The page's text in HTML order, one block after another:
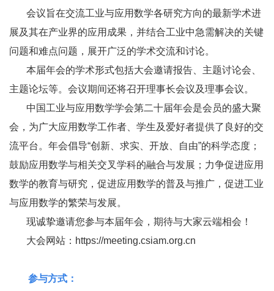
会议旨在交流工业与应用数学各研究方向的最新学术进
展及其在产业界的应用成果，并结合工业中急需解决的关键
问题和难点问题，展开广泛的学术交流和讨论。
本届年会的学术形式包括大会邀请报告、主题讨论会、
主题论坛等。会议期间还将召开理事长会议及理事会议。
中国工业与应用数学学会第二十届年会是会员的盛大聚
会，为广大应用数学工作者、学生及爱好者提供了良好的交
流平台。年会倡导“创新、求实、开放、自由”的科学态度；
鼓励应用数学与相关交叉学科的融合与发展；力争促进应用
数学的教育与研究，促进应用数学的普及与推广，促进工业
与应用数学的繁荣与发展。
现诚挚邀请您参与本届年会，期待与大家云端相会！
大会网站： https://meeting.csiam.org.cn
参与方式：